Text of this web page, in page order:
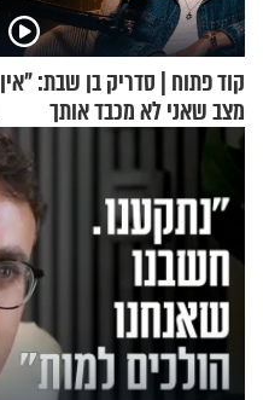
קוד פתוח | סדריק בן שבת: "אין
מצב שאני לא מכבד אותך
בבוקר בהנחת תפילין"